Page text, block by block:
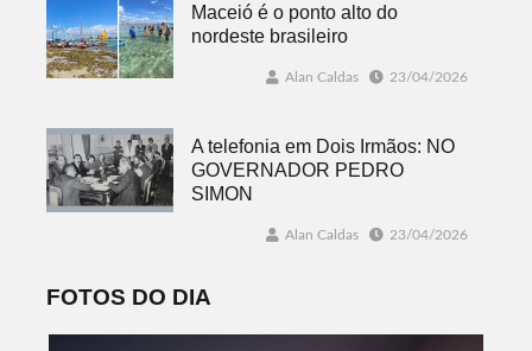
Maceió é o ponto alto do
nordeste brasileiro
Alan Caldas 23/04/2026
A telefonia em Dois Irmãos: NO
GOVERNADOR PEDRO
SIMON
Alan Caldas 23/04/2026
FOTOS DO DIA